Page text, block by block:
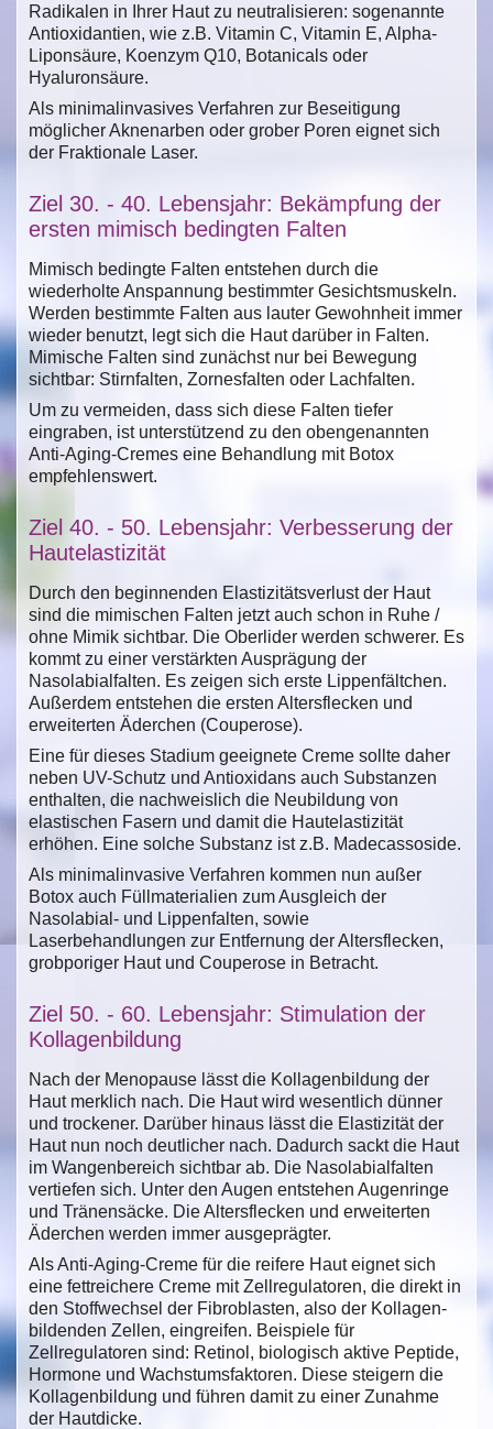
Radikalen in Ihrer Haut zu neutralisieren: sogenannte
Antioxidantien, wie z.B. Vitamin C, Vitamin E, Alpha-
Liponsäure, Koenzym Q10, Botanicals oder
Hyaluronsäure.
Als minimalinvasives Verfahren zur Beseitigung
möglicher Aknenarben oder grober Poren eignet sich
der Fraktionale Laser.
Ziel 30. - 40. Lebensjahr: Bekämpfung der
ersten mimisch bedingten Falten
Mimisch bedingte Falten entstehen durch die
wiederholte Anspannung bestimmter Gesichtsmuskeln.
Werden bestimmte Falten aus lauter Gewohnheit immer
wieder benutzt, legt sich die Haut darüber in Falten.
Mimische Falten sind zunächst nur bei Bewegung
sichtbar: Stirnfalten, Zornesfalten oder Lachfalten.
Um zu vermeiden, dass sich diese Falten tiefer
eingraben, ist unterstützend zu den obengenannten
Anti-Aging-Cremes eine Behandlung mit Botox
empfehlenswert.
Ziel 40. - 50. Lebensjahr: Verbesserung der
Hautelastizität
Durch den beginnenden Elastizitätsverlust der Haut
sind die mimischen Falten jetzt auch schon in Ruhe /
ohne Mimik sichtbar. Die Oberlider werden schwerer. Es
kommt zu einer verstärkten Ausprägung der
Nasolabialfalten. Es zeigen sich erste Lippenfältchen.
Außerdem entstehen die ersten Altersflecken und
erweiterten Äderchen (Couperose).
Eine für dieses Stadium geeignete Creme sollte daher
neben UV-Schutz und Antioxidans auch Substanzen
enthalten, die nachweislich die Neubildung von
elastischen Fasern und damit die Hautelastizität
erhöhen. Eine solche Substanz ist z.B. Madecassoside.
Als minimalinvasive Verfahren kommen nun außer
Botox auch Füllmaterialien zum Ausgleich der
Nasolabial- und Lippenfalten, sowie
Laserbehandlungen zur Entfernung der Altersflecken,
grobporiger Haut und Couperose in Betracht.
Ziel 50. - 60. Lebensjahr: Stimulation der
Kollagenbildung
Nach der Menopause lässt die Kollagenbildung der
Haut merklich nach. Die Haut wird wesentlich dünner
und trockener. Darüber hinaus lässt die Elastizität der
Haut nun noch deutlicher nach. Dadurch sackt die Haut
im Wangenbereich sichtbar ab. Die Nasolabialfalten
vertiefen sich. Unter den Augen entstehen Augenringe
und Tränensäcke. Die Altersflecken und erweiterten
Äderchen werden immer ausgeprägter.
Als Anti-Aging-Creme für die reifere Haut eignet sich
eine fettreichere Creme mit Zellregulatoren, die direkt in
den Stoffwechsel der Fibroblasten, also der Kollagen-
bildenden Zellen, eingreifen. Beispiele für
Zellregulatoren sind: Retinol, biologisch aktive Peptide,
Hormone und Wachstumsfaktoren. Diese steigern die
Kollagenbildung und führen damit zu einer Zunahme
der Hautdicke.